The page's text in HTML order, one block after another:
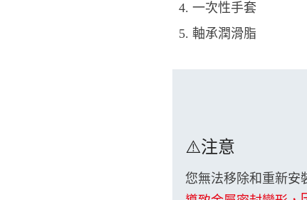
一次性手套
軸承潤滑脂
⚠️注意
您無法移除和重新安